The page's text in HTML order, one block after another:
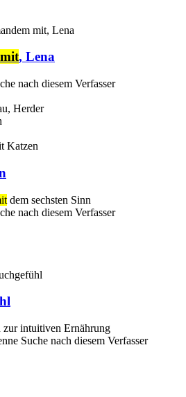
mit, Lena
nach diesem Verfasser
Herder
dem sechsten Sinn
nach diesem Verfasser
zur intuitiven Ernährung
Suche nach diesem Verfasser